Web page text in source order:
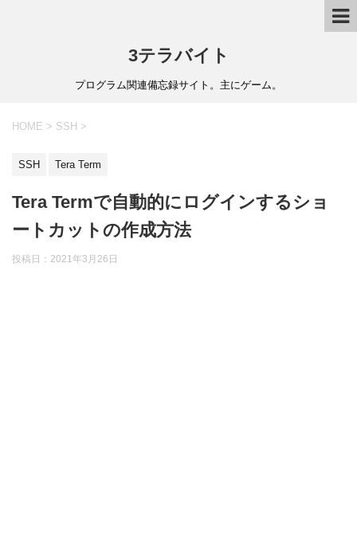
3テラバイト
プログラム関連備忘録サイト。主にゲーム。
HOME > SSH >
SSH Tera Term
Tera Termで自動的にログインするショ
ートカットの作成方法
投稿日： 2021年3月26日